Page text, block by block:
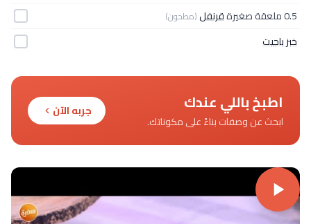
0.5 ملعقة صغيرة قرنفل(مطحون)
خبز باجيت
اطبخ باللي عندك
ابحث عن وصفات بناءً على مكوناتك.
جربه الآن